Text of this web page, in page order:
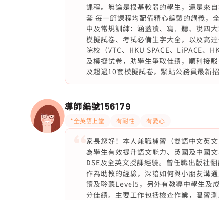
課程。無論是根基較弱的學生，還是來
套 每一節課程均配備精心編製的講義，
中及常規訓練：涵蓋讀、寫、聽、說四
模擬試卷、考試必備生字大全，以及高
院校（VTC、HKU SPACE、LiPACE、
及模擬試卷，助學生爭取佳績，順利接
及超過10套模擬試卷，緊貼公務員最新
導師編號156179
*全英語上堂 有耐性 有愛心
家長您好！本人兼職補習（雙語中文英
為學生有效提升語文能力、英國及中國
DSE及全英文授課經驗。曾任職出版社
作為助教的經驗，深諳如何與小朋友溝
讀及聆聽Level5，另外有教導中學生及
分佳績。主要工作包括檢查作業，溫習